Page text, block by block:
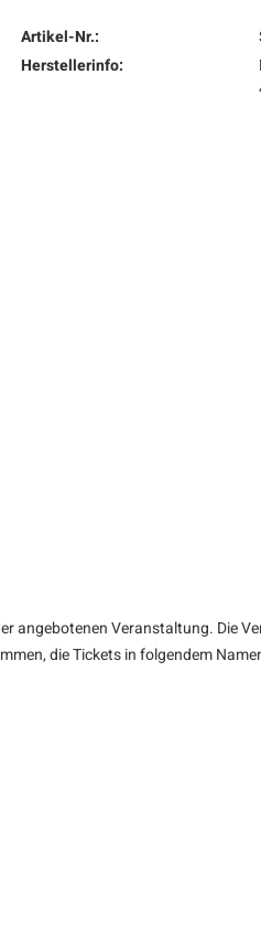
Artikel-Nr.:
Herstellerinfo:
angebotenen Veranstaltung. Die
die Tickets in folgendem